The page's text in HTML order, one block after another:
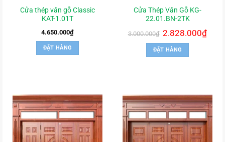
Cửa thép vân gỗ Classic
KAT-1.01T
4.650.000₫
ĐẶT HÀNG
Cửa Thép Vân Gỗ KG-
22.01.BN-2TK
3.000.000₫ Giá
gốc
là:
3.000.000₫.
2.828.000₫Giá
ĐẶT HÀNG